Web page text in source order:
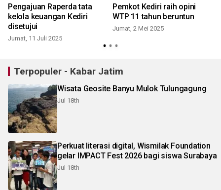
Pengajuan Raperda tata
kelola keuangan Kediri
disetujui
Jumat, 11 Juli 2025
Pemkot Kediri raih opini
WTP 11 tahun beruntun
Jumat, 2 Mei 2025
Terpopuler - Kabar Jatim
Wisata Geosite Banyu Mulok Tulungagung
Jul 18th
Perkuat literasi digital, Wismilak Foundation
gelar IMPACT Fest 2026 bagi siswa Surabaya
Jul 18th